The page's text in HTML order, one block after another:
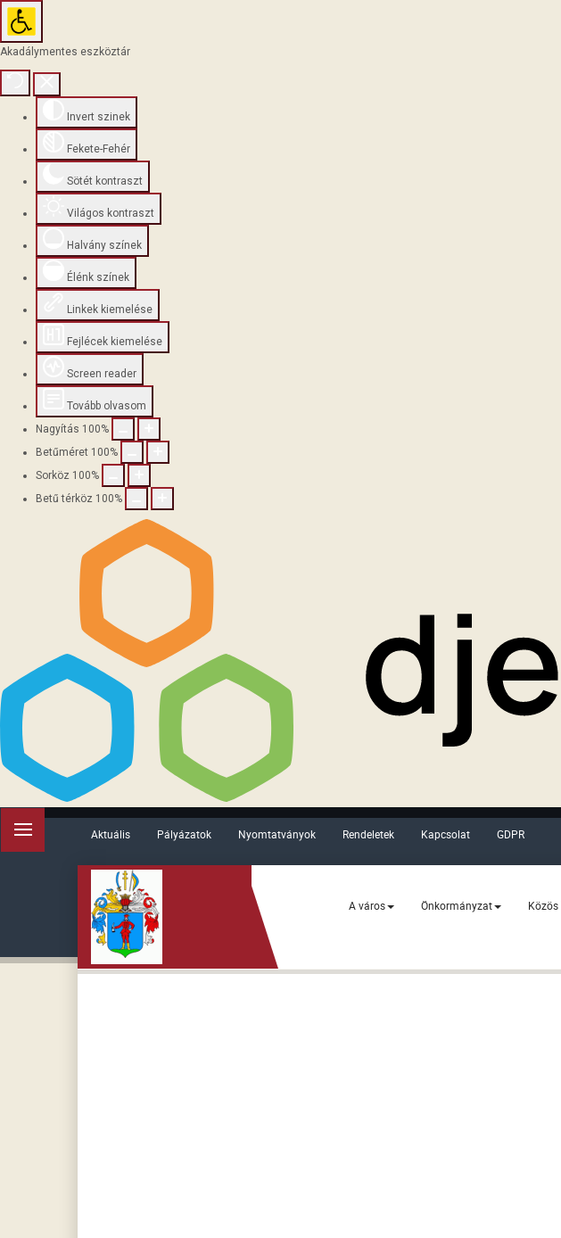
Akadálymentes eszköztár
Invert szinek
Fekete-Fehér
Sötét kontraszt
Világos kontraszt
Halvány színek
Élénk színek
Linkek kiemelése
Fejlécek kiemelése
Screen reader
Tovább olvasom
Nagyítás 100%
Betűméret 100%
Sorköz 100%
Betű térköz 100%
Aktuális Pályázatok Nyomtatványok Rendeletek Kapcsolat GDPR
A város Önkormányzat